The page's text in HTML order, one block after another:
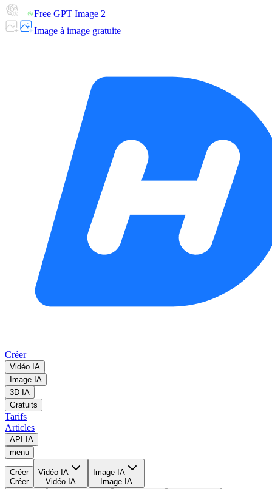
Free GPT Image 2
Image à image gratuite
Créer
Vidéo IA
Image IA
3D IA
Gratuits
Tarifs
Articles
API IA
menu
Créer
Créer
Vidéo IA
Vidéo IA
Image IA
Image IA